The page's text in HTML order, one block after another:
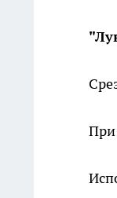
При